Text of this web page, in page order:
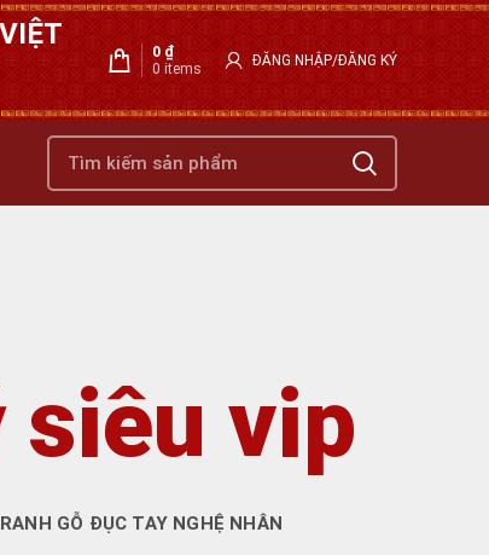
0 items
0 ₫ ĐĂNG NHẬP/ĐĂNG KÝ
siêu vip
GỖ ĐỤC TAY NGHỆ NHÂN